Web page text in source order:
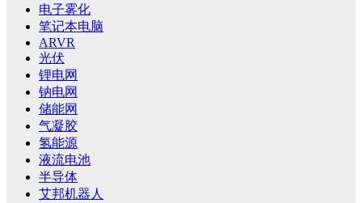
电子雾化
笔记本电脑
ARVR
光伏
锂电网
钠电网
储能网
气凝胶
氢能源
液流电池
半导体
艾邦机器人